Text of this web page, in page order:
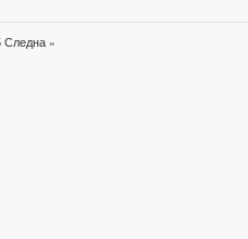
Следна »